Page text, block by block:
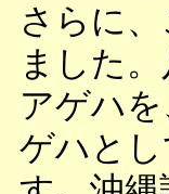
さらに
ました
アゲハ
ゲハと